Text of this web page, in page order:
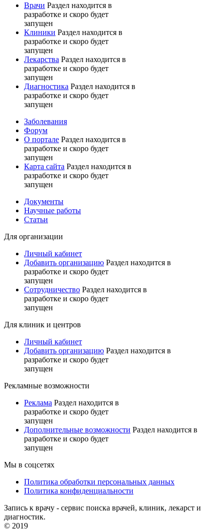
Врачи Раздел находится в
разработке и скоро будет
запущен
Клиники Раздел находится в
разработке и скоро будет
запущен
Лекарства Раздел находится в
разработке и скоро будет
запущен
Диагностика Раздел находится в
разработке и скоро будет
запущен
Заболевания
Форум
О портале Раздел находится в
разработке и скоро будет
запущен
Карта сайта Раздел находится в
разработке и скоро будет
запущен
Документы
Научные работы
Статьи
Для организации
Личный кабинет
Добавить организацию Раздел находится в
разработке и скоро будет
запущен
Сотрудничество Раздел находится в
разработке и скоро будет
запущен
Для клиник и центров
Личный кабинет
Добавить организацию Раздел находится в
разработке и скоро будет
запущен
Рекламные возможности
Реклама Раздел находится в
разработке и скоро будет
запущен
Дополнительные возможности Раздел находится в
разработке и скоро будет
запущен
Мы в соцсетях
Политика обработки персональных данных
Политика конфиденциальности
Запись к врачу - сервис поиска врачей, клиник, лекарст и
диагностик.
© 2019